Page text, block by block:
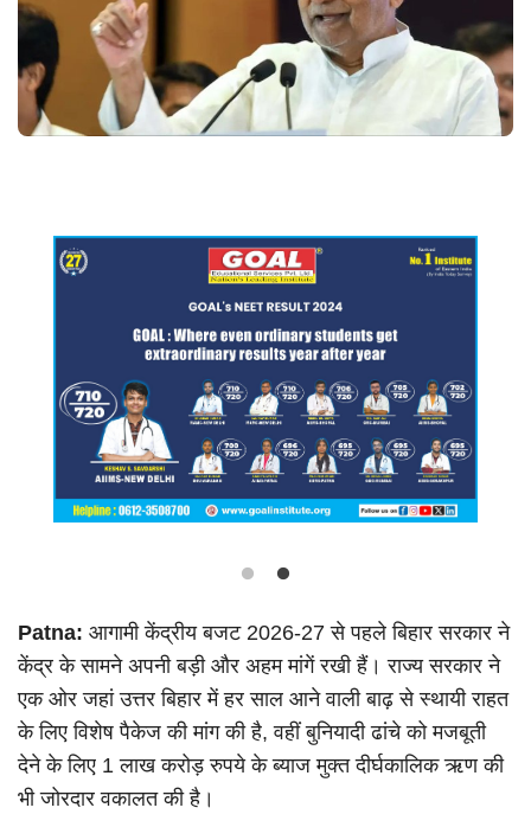
Sports
Lifestyle
Career
Social – Viral
Language
Hindi Urdu English
Patna: आगामी केंद्रीय बजट 2026-27 से पहले बिहार सरकार ने
केंद्र के सामने अपनी बड़ी और अहम मांगें रखी हैं। राज्य सरकार ने
एक ओर जहां उत्तर बिहार में हर साल आने वाली बाढ़ से स्थायी राहत
के लिए विशेष पैकेज की मांग की है, वहीं बुनियादी ढांचे को मजबूती
देने के लिए 1 लाख करोड़ रुपये के ब्याज मुक्त दीर्घकालिक ऋण की
भी जोरदार वकालत की है।